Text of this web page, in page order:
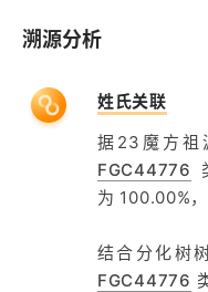
溯源分析
姓氏关联
据23魔方祖
FGC44776
为 100.00%
结合分化树
FGC44776